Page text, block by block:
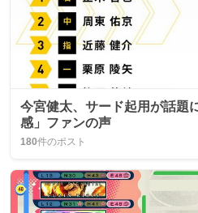
今宮健太、サード起用が話
感」ファンの声
180件のポスト